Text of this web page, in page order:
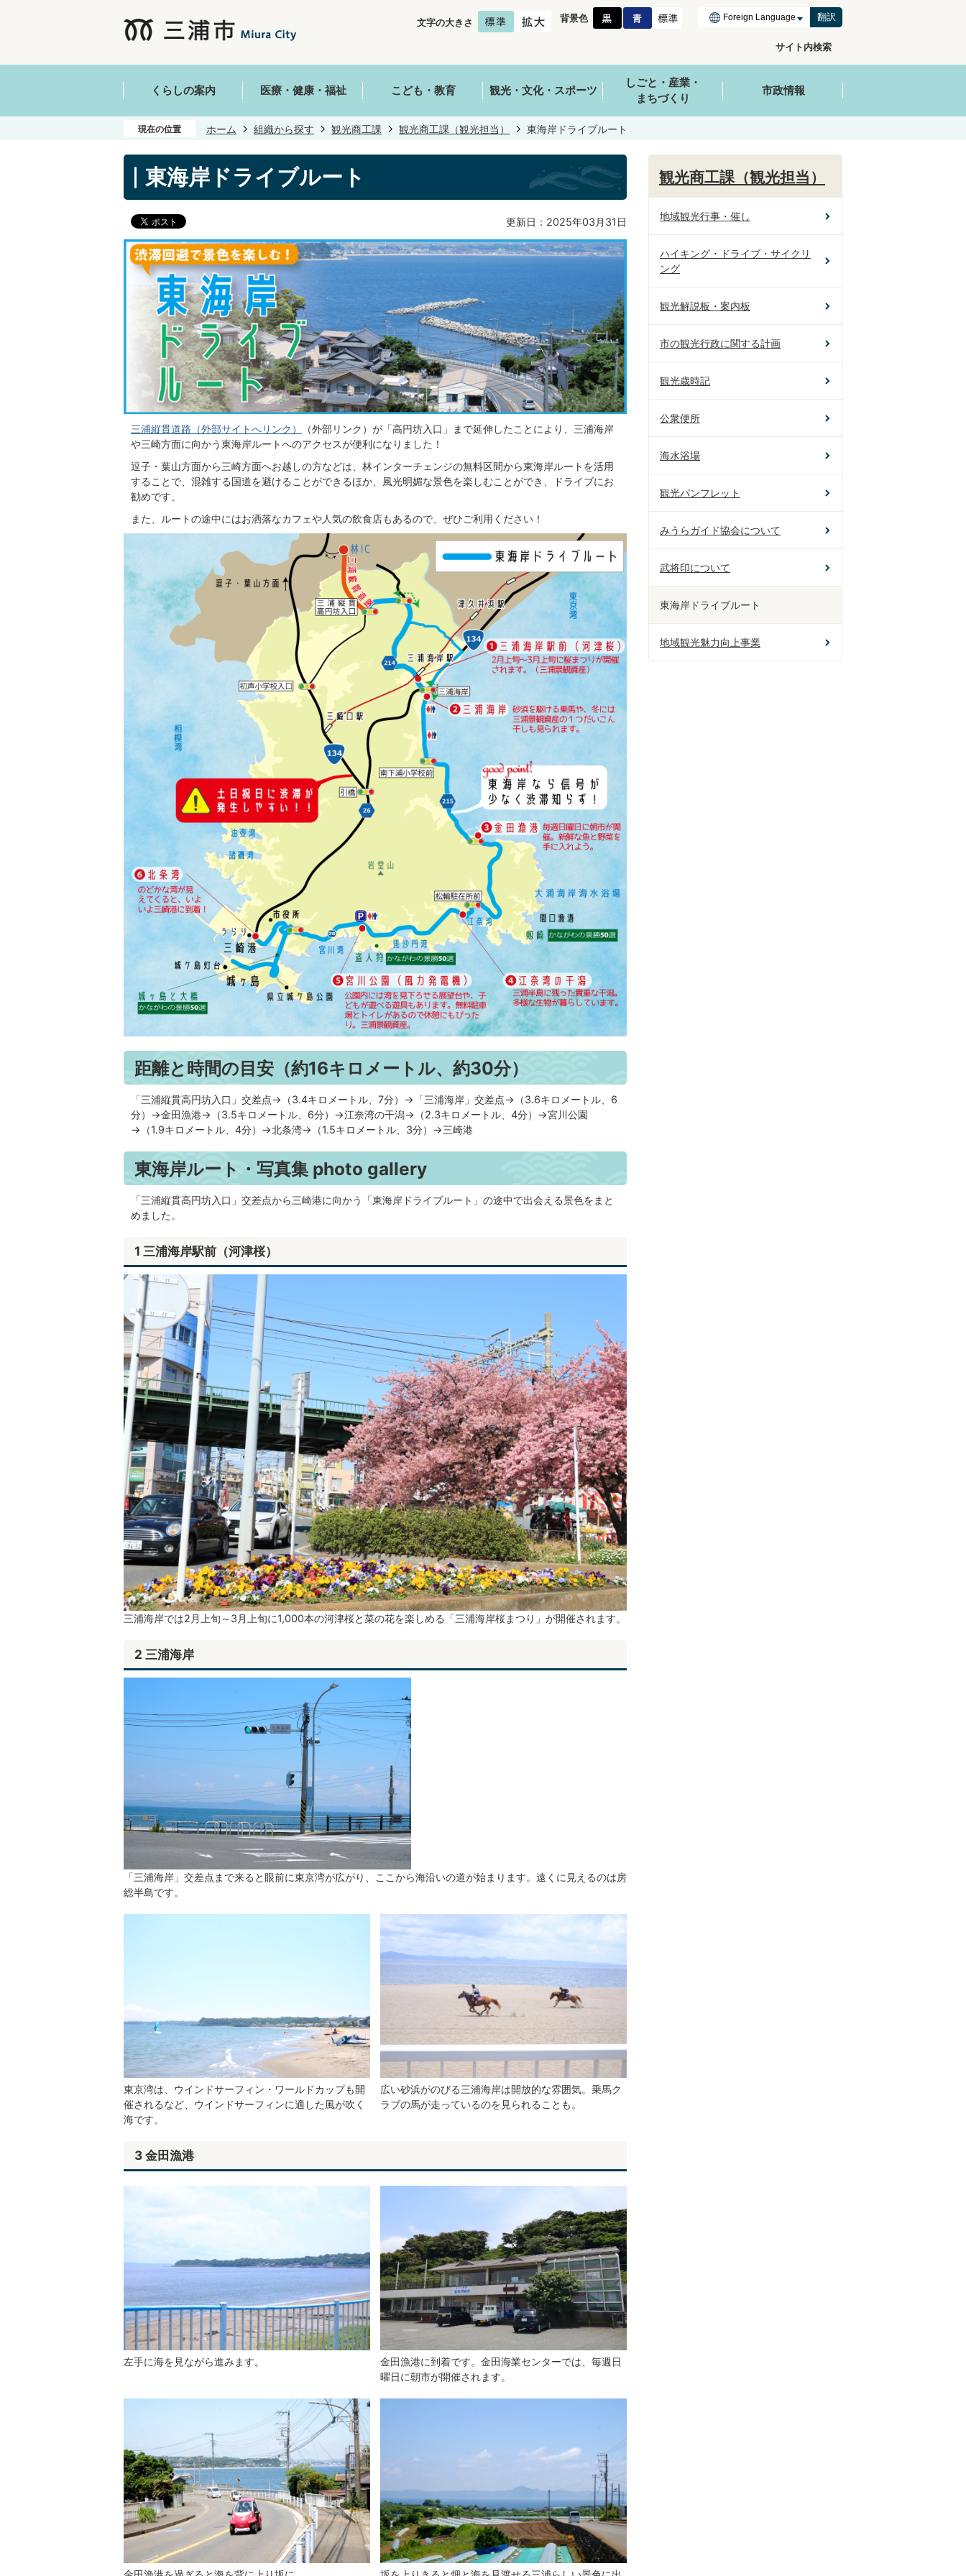
文字の大きさ 背景色 翻訳
サイト内検索
くらしの案内 医療・健康・福祉 こども・教育 観光・文化・スポーツ
しごと・産業・
まちづくり
市政情報
現在の位置 ホーム 組織から探す 観光商工課 観光商工課（観光担当） 東海岸ドライブルート
東海岸ドライブルート
更新日：2025年03月31日
三浦縦貫道路（外部サイトへリンク） （外部リンク） が「高円坊入口」まで延伸したことにより、三浦海岸
や三崎方面に向かう東海岸ルートへのアクセスが便利になりました！
逗子・葉山方面から三崎方面へお越しの方などは、林インターチェンジの無料区間から東海岸ルートを活用
することで、混雑する国道を避けることができるほか、風光明媚な景色を楽しむことができ、ドライブにお
勧めです。
また、ルートの途中にはお洒落なカフェや人気の飲食店もあるので、ぜひご利用ください！
距離と時間の目安（約16キロメートル、約30分）
「三浦縦貫高円坊入口」交差点→（3.4キロメートル、7分）→「三浦海岸」交差点→（3.6キロメートル、6
分）→金田漁港→（3.5キロメートル、6分）→江奈湾の干潟→（2.3キロメートル、4分）→宮川公園
→（1.9キロメートル、4分）→北条湾→（1.5キロメートル、3分）→三崎港
東海岸ルート・写真集 photo gallery
「三浦縦貫高円坊入口」交差点から三崎港に向かう「東海岸ドライブルート」の途中で出会える景色をまと
めました。
1 三浦海岸駅前（河津桜）
三浦海岸では2月上旬～3月上旬に1,000本の河津桜と菜の花を楽しめる「三浦海岸桜まつり」が開催されます。
2 三浦海岸
「三浦海岸」交差点まで来ると眼前に東京湾が広がり、ここから海沿いの道が始まります。遠くに見えるのは房
総半島です。
東京湾は、ウインドサーフィン・ワールドカップも開
催されるなど、ウインドサーフィンに適した風が吹く
海です。
広い砂浜がのびる三浦海岸は開放的な雰囲気。乗馬ク
ラブの馬が走っているのを見られることも。
3 金田漁港
左手に海を見ながら進みます。
金田漁港に到着です。金田海業センターでは、毎週日
曜日に朝市が開催されます。
観光商工課（観光担当）
地域観光行事・催し
ハイキング・ドライブ・サイクリ
ング
観光解説板・案内板
市の観光行政に関する計画
観光歳時記
公衆便所
海水浴場
観光パンフレット
みうらガイド協会について
武将印について
東海岸ドライブルート
地域観光魅力向上事業